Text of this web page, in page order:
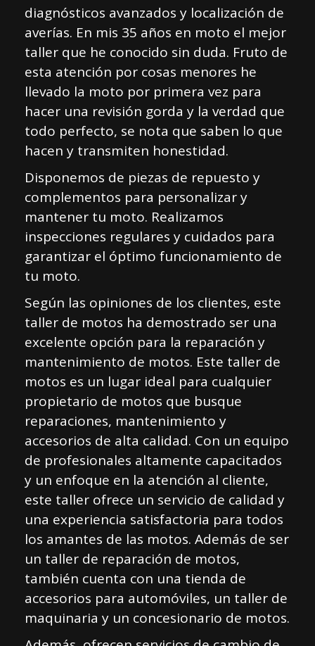
diagnósticos avanzados y localización de
averías. En mis 35 años en moto el mejor
taller que he conocido sin duda. Fruto de
esta atención por cosas menores he
llevado la moto por primera vez para
hacer una revisión gorda y la verdad que
todo perfecto, se nota que saben lo que
hacen y transmiten honestidad.
Disponemos de piezas de repuesto y
complementos para personalizar y
mantener tu moto. Realizamos
inspecciones regulares y cuidados para
garantizar el óptimo funcionamiento de
tu moto.
Según las opiniones de los clientes, este
taller de motos ha demostrado ser una
excelente opción para la reparación y
mantenimiento de motos. Este taller de
motos es un lugar ideal para cualquier
propietario de motos que busque
reparaciones, mantenimiento y
accesorios de alta calidad. Con un equipo
de profesionales altamente capacitados
y un enfoque en la atención al cliente,
este taller ofrece un servicio de calidad y
una experiencia satisfactoria para todos
los amantes de las motos. Además de ser
un taller de reparación de motos,
también cuenta con una tienda de
accesorios para automóviles, un taller de
maquinaria y un concesionario de motos.